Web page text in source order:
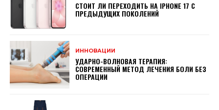
СТОИТ ЛИ ПЕРЕХОДИТЬ НА IPHONE 17 С
ПРЕДЫДУЩИХ ПОКОЛЕНИЙ
ИННОВАЦИИ
УДАРНО-ВОЛНОВАЯ ТЕРАПИЯ:
СОВРЕМЕННЫЙ МЕТОД ЛЕЧЕНИЯ БОЛИ БЕЗ
ОПЕРАЦИИ